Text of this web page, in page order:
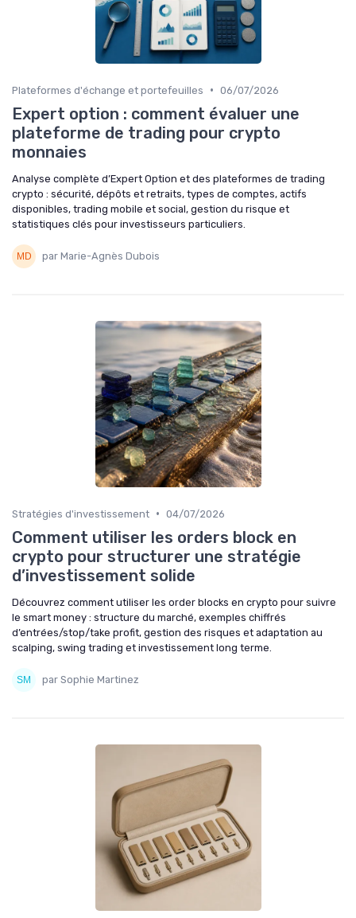
Plateformes d'échange et portefeuilles • 06/07/2026
Expert option : comment évaluer une
plateforme de trading pour crypto
monnaies
Analyse complète d’Expert Option et des plateformes de trading
crypto : sécurité, dépôts et retraits, types de comptes, actifs
disponibles, trading mobile et social, gestion du risque et
statistiques clés pour investisseurs particuliers.
par Marie-Agnès Dubois
Stratégies d'investissement • 04/07/2026
Comment utiliser les orders block en
crypto pour structurer une stratégie
d’investissement solide
Découvrez comment utiliser les order blocks en crypto pour suivre
le smart money : structure du marché, exemples chiffrés
d’entrées/stop/take profit, gestion des risques et adaptation au
scalping, swing trading et investissement long terme.
par Sophie Martinez